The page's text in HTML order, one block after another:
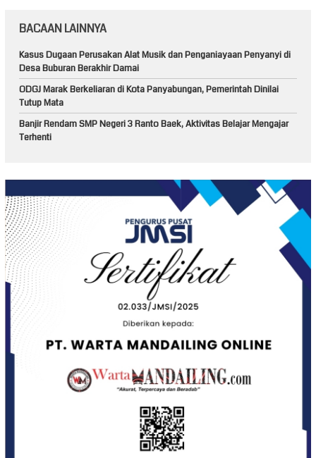
BACAAN LAINNYA
Kasus Dugaan Perusakan Alat Musik dan Penganiayaan Penyanyi di
Desa Buburan Berakhir Damai
ODGJ Marak Berkeliaran di Kota Panyabungan, Pemerintah Dinilai
Tutup Mata
Banjir Rendam SMP Negeri 3 Ranto Baek, Aktivitas Belajar Mengajar
Terhenti